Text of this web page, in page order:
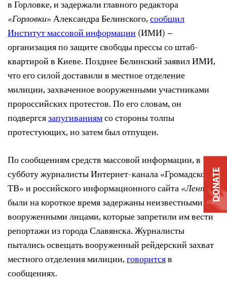
в Горловке, и задержали главного редактора
«Горловки»Александра Белинского,сообщил
Институт массовой информации(ИМИ) –
организация по защите свободы прессы со штаб-
квартирой в Киеве. Позднее Белинский заявил ИМИ,
что его силой доставили в местное отделение
милиции, захваченное вооруженными участниками
пророссийских протестов. По его словам, он
подвергсязапугиваниямсо стороны толпы
протестующих, но затем был отпущен.
По сообщениям средств массовой информации, в
субботу журналисты Интернет-канала «Громадское
ТВ» и российского информационного сайта«Лента»
были на короткое время задержаны неизвестными
вооруженными лицами, которые запретили им вести
репортажи из города Славянска. Журналисты
пытались освещать вооруженный рейдерский захват
местного отделения милиции,говоритсяв
сообщениях.
DONATE